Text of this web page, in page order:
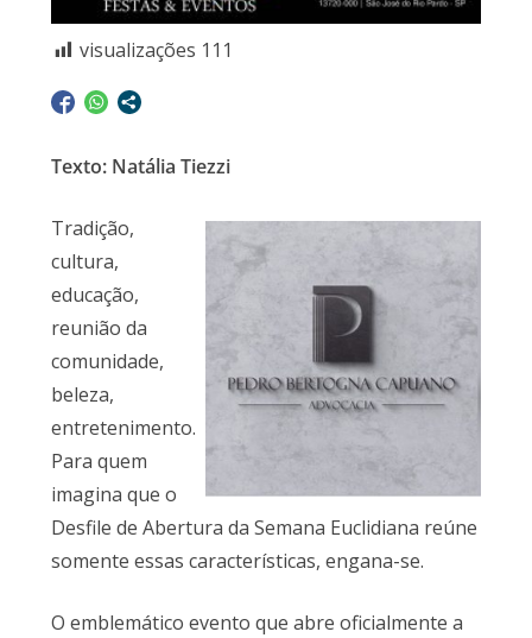
visualizações 111
Texto: Natália Tiezzi
Tradição,
cultura,
educação,
reunião da
comunidade,
beleza,
entretenimento.
Para quem
imagina que o
Desfile de Abertura da Semana Euclidiana reúne
somente essas características, engana-se.
O emblemático evento que abre oficialmente a